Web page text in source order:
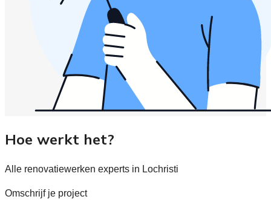
Hoe werkt het?
Alle renovatiewerken experts in Lochristi
Omschrijf je project